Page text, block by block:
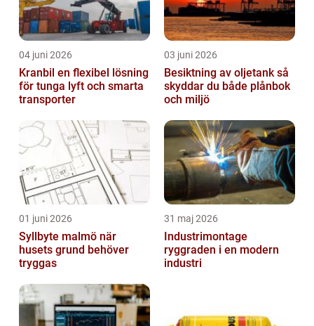
04 juni 2026
Kranbil en flexibel lösning
för tunga lyft och smarta
transporter
03 juni 2026
Besiktning av oljetank så
skyddar du både plånbok
och miljö
01 juni 2026
Syllbyte malmö när
husets grund behöver
tryggas
31 maj 2026
Industrimontage
ryggraden i en modern
industri